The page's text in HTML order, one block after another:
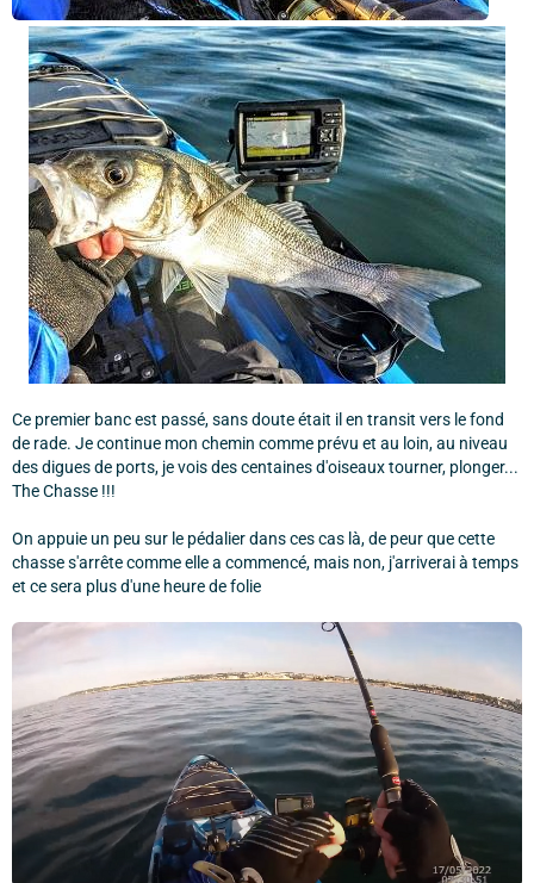
Ce premier banc est passé, sans doute était il en transit vers le fond
de rade. Je continue mon chemin comme prévu et au loin, au niveau
des digues de ports, je vois des centaines d'oiseaux tourner, plonger...
The Chasse !!!
On appuie un peu sur le pédalier dans ces cas là, de peur que cette
chasse s'arrête comme elle a commencé, mais non, j'arriverai à temps
et ce sera plus d'une heure de folie